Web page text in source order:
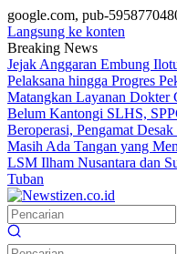
google.com, pub-
Langsung ke konten
Breaking News
Jejak Anggaran Embung
Pelaksana hingga Progres
Matangkan Layanan Dokter
Belum Kantongi SLHS,
Beroperasi, Pengamat
Masih Ada Tangan yang
LSM Ilham Nusantara dan
Tuban